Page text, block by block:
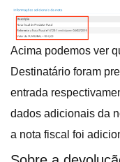
Acima podemos ver
Destinatário foram
entrada
dados adicionais da
a nota fiscal foi